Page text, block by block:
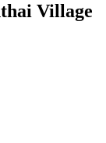
Village